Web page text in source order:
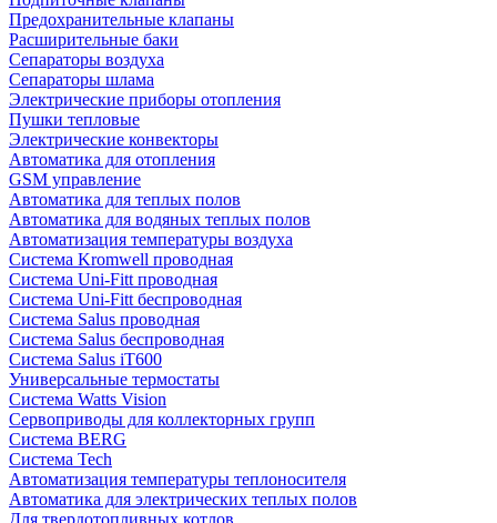
Предохранительные клапаны
Расширительные баки
Сепараторы воздуха
Сепараторы шлама
Электрические приборы отопления
Пушки тепловые
Электрические конвекторы
Автоматика для отопления
GSM управление
Автоматика для теплых полов
Автоматика для водяных теплых полов
Автоматизация температуры воздуха
Система Kromwell проводная
Система Uni-Fitt проводная
Система Uni-Fitt беспроводная
Система Salus проводная
Система Salus беспроводная
Система Salus iT600
Универсальные термостаты
Система Watts Vision
Сервоприводы для коллекторных групп
Система BERG
Система Tech
Автоматизация температуры теплоносителя
Автоматика для электрических теплых полов
Для твердотопливных котлов